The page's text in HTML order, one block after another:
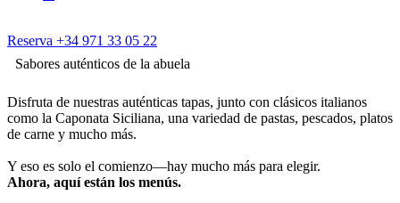
Reserva +34 971 33 05 22
Sabores auténticos de la abuela
Disfruta de nuestras auténticas tapas, junto con clásicos italianos
como la Caponata Siciliana, una variedad de pastas, pescados, platos
de carne y mucho más.
Y eso es solo el comienzo—hay mucho más para elegir.
Ahora, aquí están los menús.